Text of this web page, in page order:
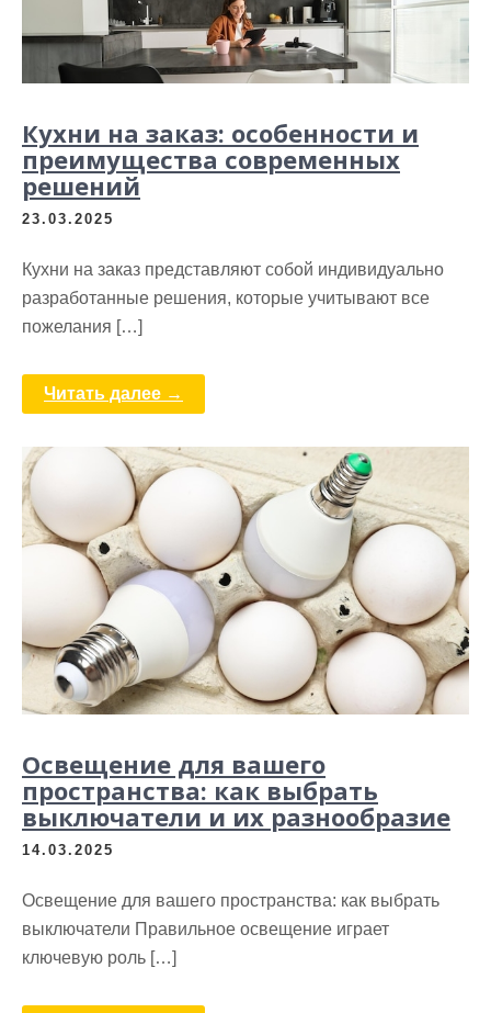
Кухни на заказ: особенности и
преимущества современных
решений
23.03.2025
Кухни на заказ представляют собой индивидуально
разработанные решения, которые учитывают все
пожелания […]
Читать далее →
Освещение для вашего
пространства: как выбрать
выключатели и их разнообразие
14.03.2025
Освещение для вашего пространства: как выбрать
выключатели Правильное освещение играет
ключевую роль […]